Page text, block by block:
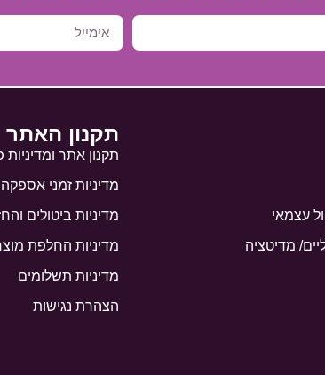
עצמאי
מדיטציה
תקנון האתר
תקנון אתר ומדיניות
מדיניות זמני
מדיניות ביטולים
מדיניות החלפת
מדיניות תשלומים
הצהרת נגישות